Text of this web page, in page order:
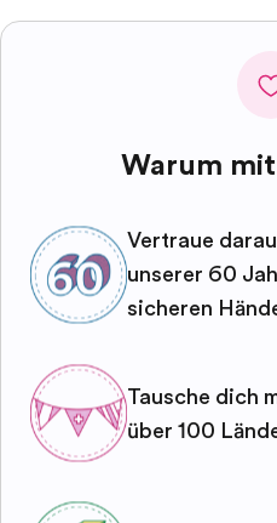
Warum mit
Vertraue
unserer 60
sicheren
Tausche dich
über 100